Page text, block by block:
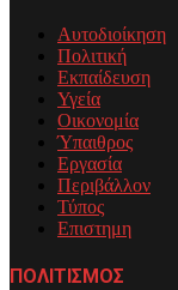
Αυτοδιοίκηση
Πολιτική
Εκπαίδευση
Υγεία
Οικονομία
Ύπαιθρος
Εργασία
Περιβάλλον
Τύπος
Επιστημη
ΠΟΛΙΤΙΣΜΟΣ